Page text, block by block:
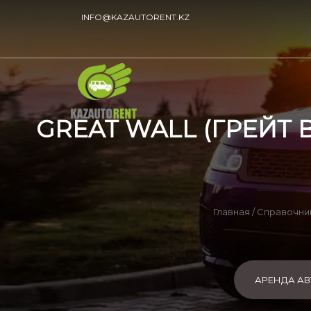
INFO@KAZAUTORENT.KZ
GREAT WALL
Главная /
АРЕНДА